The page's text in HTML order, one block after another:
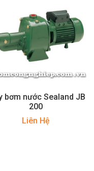
bơm nước Sealand JB
200
Liên Hệ